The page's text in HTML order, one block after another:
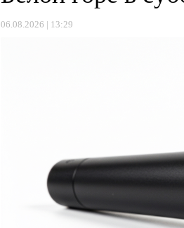
06.08.2026 | 13:29